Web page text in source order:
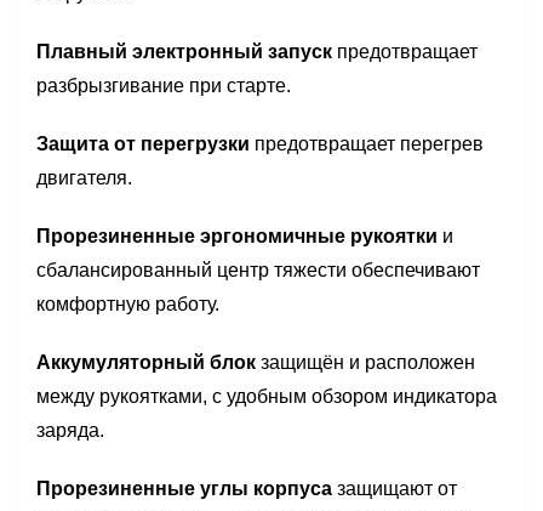
Плавный электронный запуск предотвращает
разбрызгивание при старте.
Защита от перегрузки предотвращает перегрев
двигателя.
Прорезиненные эргономичные рукоятки и
сбалансированный центр тяжести обеспечивают
комфортную работу.
Аккумуляторный блок защищён и расположен
между рукоятками, с удобным обзором индикатора
заряда.
Прорезиненные углы корпуса защищают от